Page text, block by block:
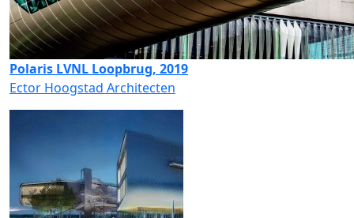
Polaris LVNL Loopbrug, 2019
Ector Hoogstad Architecten